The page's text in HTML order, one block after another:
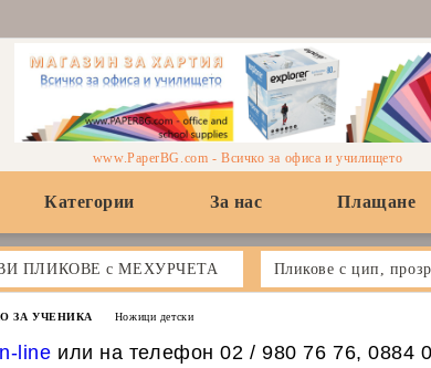
www.PaperBG.com - Всичко за офиса и училището
Категории За нас Плащане
ПЛИКОВЕ с МЕХУРЧЕТА Пликове с цип,
ЗА УЧЕНИКА Ножици детски
line или на телефон 02 / 980 76 76, 0884